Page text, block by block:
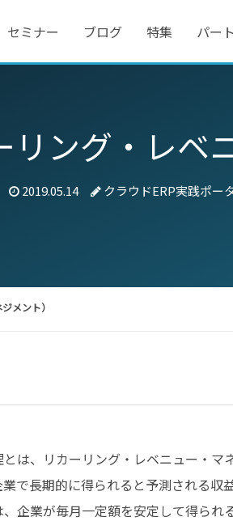
セミナー ブログ 特集 パー
ング・レベ
2019.05.14 クラウドERP実践ポー
メント）
は、リカーリング・レベニュー・マ
で長期的に得られると予測される収
企業が毎月一定額を安定して得ら